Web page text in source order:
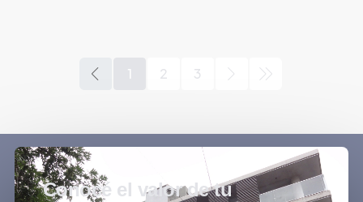
1 2 3
Conocé el valor de tu